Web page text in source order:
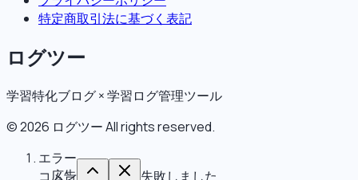
特定商取引法に基づく表記
ログツー
学習特化ブログ × 学習ログ管理ツール
©2026 ログツーAll rights reserved.
エラー
コメントの取得に失敗しました
広告